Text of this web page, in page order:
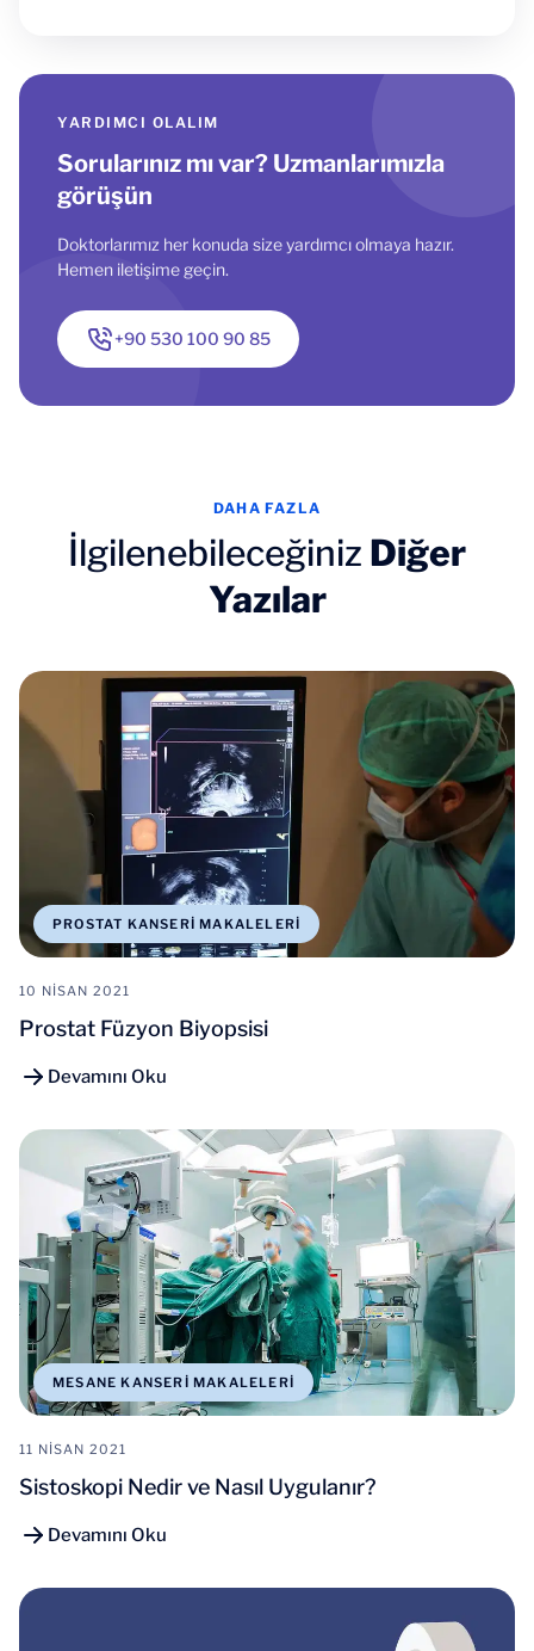
YARDIMCI OLALIM
Sorularınız mı var? Uzmanlarımızla
görüşün
Doktorlarımız her konuda size yardımcı olmaya hazır.
Hemen iletişime geçin.
+90 530 100 90 85
DAHA FAZLA
İlgilenebileceğiniz Diğer
Yazılar
PROSTAT KANSERI MAKALELERI
10 NISAN 2021
Prostat Füzyon Biyopsisi
Devamını Oku
MESANE KANSERI MAKALELERI
11 NISAN 2021
Sistoskopi Nedir ve Nasıl Uygulanır?
Devamını Oku